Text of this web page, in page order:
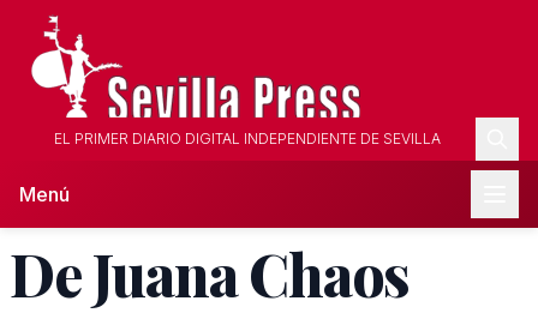
EL PRIMER DIARIO DIGITAL INDEPENDIENTE DE SEVILLA
Menú
De Juana Chaos